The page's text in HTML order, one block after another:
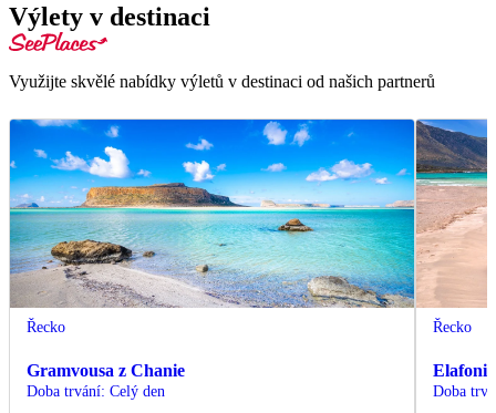
Výlety v destinaci
Využijte skvělé nabídky výletů v destinaci od našich partnerů
Řecko
Gramvousa z Chanie
Doba trvání: Celý den
Řecko
Doba